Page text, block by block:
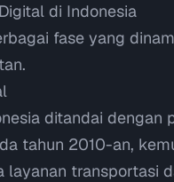
di Indonesia
fase yang
ditandai dengan
tahun 2010-an,
layanan transportasi